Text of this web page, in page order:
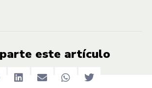
este artículo